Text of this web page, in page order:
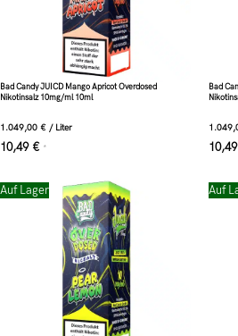
Bad Candy JUICD Mango Apricot Overdosed
Nikotinsalz 10mg/ml 10ml
1.049,00 € / Liter
10,49 € *
Bad
10,49
Auf Lager Auf